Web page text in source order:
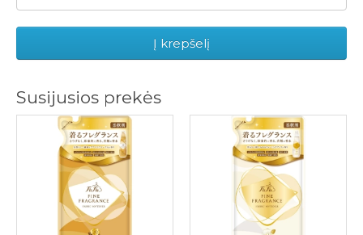
Į krepšelį
Susijusios prekės